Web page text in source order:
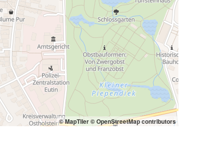
© MapTiler© OpenStreetMap contributors